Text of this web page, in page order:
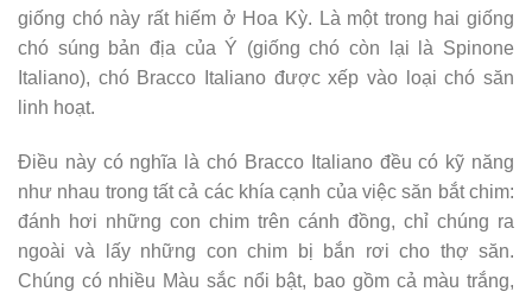
giống chó này rất hiếm ở Hoa Kỳ. Là một trong hai giống
chó súng bản địa của Ý (giống chó còn lại là Spinone
Italiano), chó Bracco Italiano được xếp vào loại chó săn
linh hoạt.
Điều này có nghĩa là chó Bracco Italiano đều có kỹ năng
như nhau trong tất cả các khía cạnh của việc săn bắt chim:
đánh hơi những con chim trên cánh đồng, chỉ chúng ra
ngoài và lấy những con chim bị bắn rơi cho thợ săn.
Chúng có nhiều Màu sắc nổi bật, bao gồm cả màu trắng,